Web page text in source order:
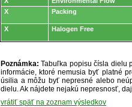
X
Packing
X
Halogen Free
Poznámka: Tabuľka popisu čísla dielu
informácie, ktoré nemusia byť platné
úsilia a môžu byť nepresné alebo
dielu. Ak nájdete nejakú nepresnosť,
vrátiť späť na zoznam výsledkov